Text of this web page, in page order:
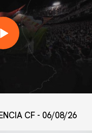
CF - 06/08/26